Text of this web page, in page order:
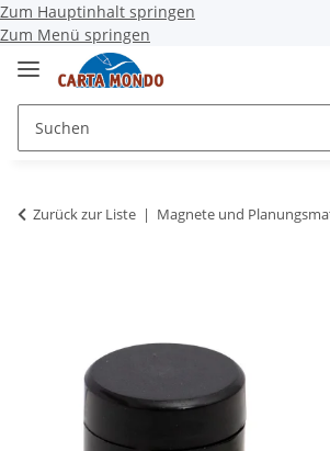
Zum Hauptinhalt springen
Zum Menü springen
Zurück zur Liste Magnete und